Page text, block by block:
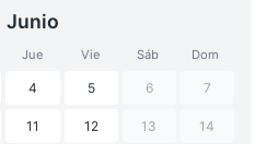
Junio
Jue Vie Sáb Dom
4 5 6 7
11 12 13 14